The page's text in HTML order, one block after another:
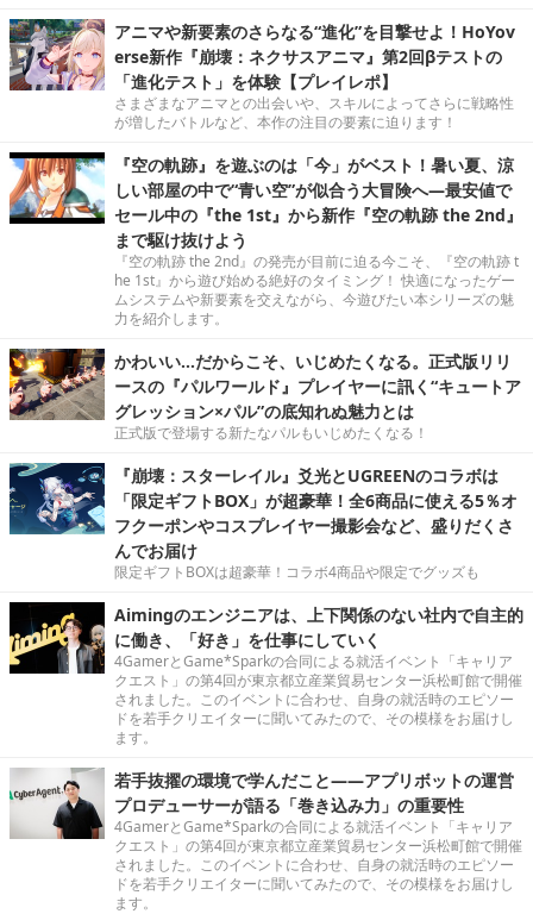
アニマや新要素のさらなる“進化”を目撃せよ！HoYov
erse新作『崩壊：ネクサスアニマ』第2回βテストの
「進化テスト」を体験【プレイレポ】
さまざまなアニマとの出会いや、スキルによってさらに戦略性
が増したバトルなど、本作の注目の要素に迫ります！
『空の軌跡』を遊ぶのは「今」がベスト！暑い夏、涼
しい部屋の中で“青い空”が似合う大冒険へ―最安値で
セール中の『the 1st』から新作『空の軌跡 the 2nd』
まで駆け抜けよう
『空の軌跡 the 2nd』の発売が目前に迫る今こそ、『空の軌跡 t
he 1st』から遊び始める絶好のタイミング！ 快適になったゲー
ムシステムや新要素を交えながら、今遊びたい本シリーズの魅
力を紹介します。
かわいい…だからこそ、いじめたくなる。正式版リリ
ースの『パルワールド』プレイヤーに訊く“キュートア
グレッション×パル”の底知れぬ魅力とは
正式版で登場する新たなパルもいじめたくなる！
『崩壊：スターレイル』爻光とUGREENのコラボは
「限定ギフトBOX」が超豪華！全6商品に使える5％オ
フクーポンやコスプレイヤー撮影会など、盛りだくさ
んでお届け
限定ギフトBOXは超豪華！コラボ4商品や限定でグッズも
Aimingのエンジニアは、上下関係のない社内で自主的
に働き、「好き」を仕事にしていく
4GamerとGame*Sparkの合同による就活イベント「キャリア
クエスト」の第4回が東京都立産業貿易センター浜松町館で開催
されました。このイベントに合わせ、自身の就活時のエピソー
ドを若手クリエイターに聞いてみたので、その模様をお届けし
ます。
若手抜擢の環境で学んだこと――アプリボットの運営
プロデューサーが語る「巻き込み力」の重要性
4GamerとGame*Sparkの合同による就活イベント「キャリア
クエスト」の第4回が東京都立産業貿易センター浜松町館で開催
されました。このイベントに合わせ、自身の就活時のエピソー
ドを若手クリエイターに聞いてみたので、その模様をお届けし
ます。